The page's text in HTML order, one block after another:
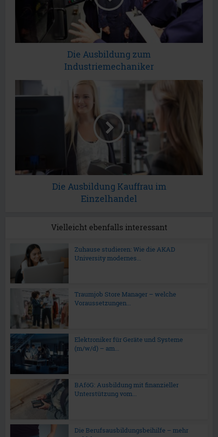
Die Ausbildung zum
Industriemechaniker
Die Ausbildung Kauffrau im
Einzelhandel
Vielleicht ebenfalls interessant
Zuhause studieren: Wie die AKAD
University modernes...
Traumjob Store Manager – welche
Voraussetzungen...
Elektroniker für Geräte und Systeme
(m/w/d) – am...
BAföG: Ausbildung mit finanzieller
Unterstützung vom...
Die Berufsausbildungsbeihilfe – mehr